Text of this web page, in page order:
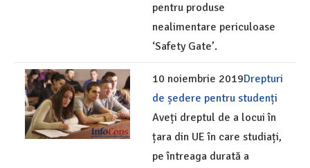
pentru produse
nealimentare periculoase
‘Safety Gate’.
10 noiembrie 2019Drepturi
de ședere pentru studenți
Aveți dreptul de a locui în
țara din UE în care studiați,
pe întreaga durată a